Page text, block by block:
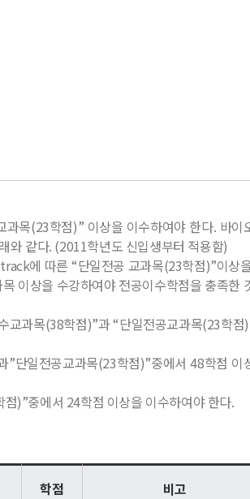
목(23학점)” 이상을 이수하여야 한다. 바이
와 같다. (2011학년도 신입생부터 적용함)
에 따른 “단일전공 교과목(23학점)”이상
이상을 수강하여야 전공이수학점을 충족한
과목(38학점)”과 “단일전공교과목(23학점
단일전공교과목(23학점)”중에서 48학점 이
)”중에서 24학점 이상을 이수하여야 한다.
학점 비고